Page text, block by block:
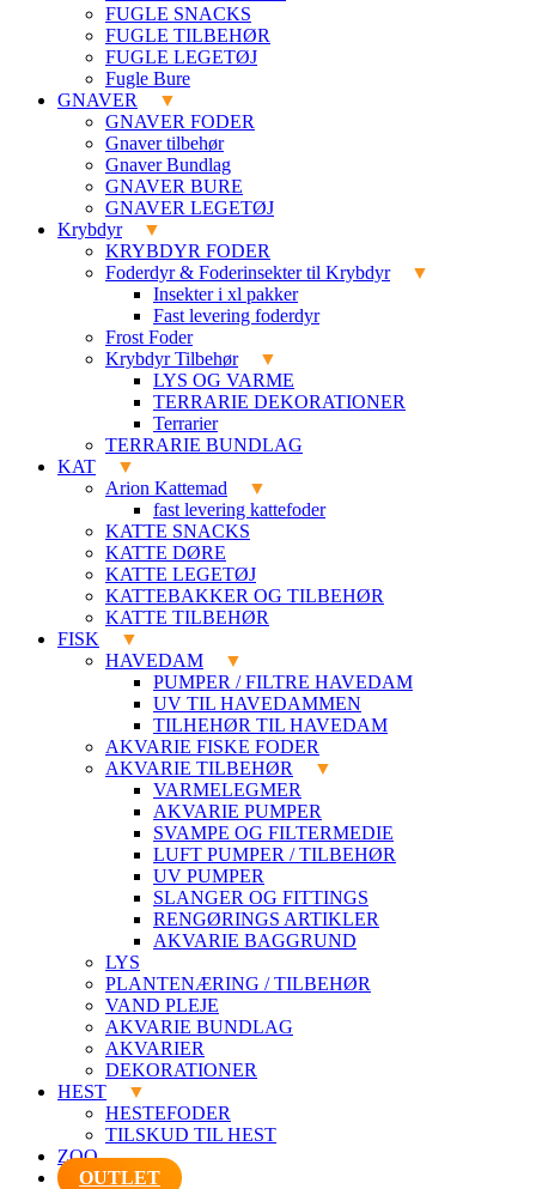
FUGLE SNACKS
FUGLE TILBEHØR
FUGLE LEGETØJ
Fugle Bure
GNAVER
GNAVER FODER
Gnaver tilbehør
Gnaver Bundlag
GNAVER BURE
GNAVER LEGETØJ
Krybdyr
KRYBDYR FODER
Foderdyr & Foderinsekter til Krybdyr
Insekter i xl pakker
Fast levering foderdyr
Frost Foder
Krybdyr Tilbehør
LYS OG VARME
TERRARIE DEKORATIONER
Terrarier
TERRARIE BUNDLAG
KAT
Arion Kattemad
fast levering kattefoder
KATTE SNACKS
KATTE DØRE
KATTE LEGETØJ
KATTEBAKKER OG TILBEHØR
KATTE TILBEHØR
FISK
HAVEDAM
PUMPER / FILTRE HAVEDAM
UV TIL HAVEDAMMEN
TILHEHØR TIL HAVEDAM
AKVARIE FISKE FODER
AKVARIE TILBEHØR
VARMELEGMER
AKVARIE PUMPER
SVAMPE OG FILTERMEDIE
LUFT PUMPER / TILBEHØR
UV PUMPER
SLANGER OG FITTINGS
RENGØRINGS ARTIKLER
AKVARIE BAGGRUND
LYS
PLANTENÆRING / TILBEHØR
VAND PLEJE
AKVARIE BUNDLAG
AKVARIER
DEKORATIONER
HEST
HESTEFODER
TILSKUD TIL HEST
ZOO
OUTLET